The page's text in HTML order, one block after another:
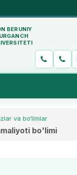
BERUNIY
va bo‘limlar
bo'limi